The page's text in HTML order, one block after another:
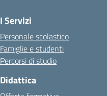
I Servizi
Personale scolastico
Famiglie e studenti
Percorsi di studio
Didattica